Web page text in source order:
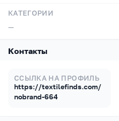
КАТЕГОРИИ
—
Контакты
ССЫЛКА НА ПРОФИЛЬ
https://textilefinds.com/
nobrand-664